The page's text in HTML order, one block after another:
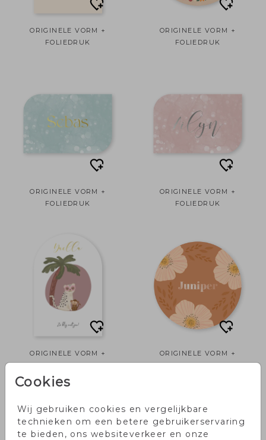
Cookies
Wij gebruiken cookies en vergelijkbare
technieken om een betere gebruikerservaring
te bieden, ons websiteverkeer en onze
ORIGINELE VORM +
FOLIEDRUK
ORIGINELE VORM +
FOLIEDRUK
ORIGINELE VORM +
FOLIEDRUK
ORIGINELE VORM +
FOLIEDRUK
ORIGINELE VORM +
FOLIEDRUK
ORIGINELE VORM +
FOLIEDRUK